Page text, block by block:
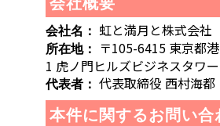
会社名： 虹と満月と株式会社
所在地：
〒105-6415 東京都
1 虎ノ門ヒルズビジネスタワ
代表者： 代表取締役 西村海都
本件に関するお問い合